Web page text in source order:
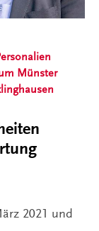
Münster
2021 und